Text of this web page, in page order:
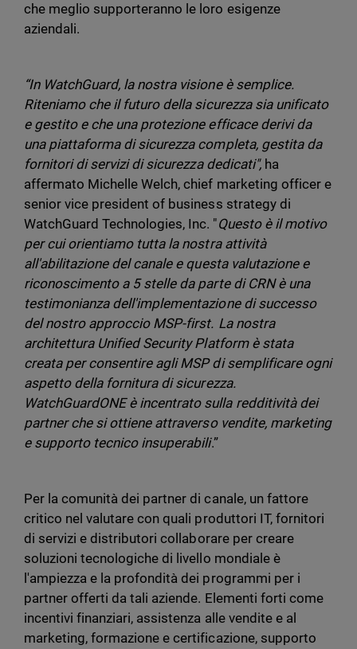
che meglio supporteranno le loro esigenze
aziendali.
“In WatchGuard, la nostra visione è semplice.
Riteniamo che il futuro della sicurezza sia unificato
e gestito e che una protezione efficace derivi da
una piattaforma di sicurezza completa, gestita da
fornitori di servizi di sicurezza dedicati",ha
affermato Michelle Welch, chief marketing officer e
senior vice president of business strategy di
WatchGuard Technologies, Inc. "Questo è il motivo
per cui orientiamo tutta la nostra attività
all'abilitazione del canale e questa valutazione e
riconoscimento a 5 stelle da parte di CRN è una
testimonianza dell'implementazione di successo
del nostro approccio MSP-first. La nostra
architettura Unified Security Platform è stata
creata per consentire agli MSP di semplificare ogni
aspetto della fornitura di sicurezza.
WatchGuardONE è incentrato sulla redditività dei
partner che si ottiene attraverso vendite, marketing
e supporto tecnico insuperabili.”
Per la comunità dei partner di canale, un fattore
critico nel valutare con quali produttori IT, fornitori
di servizi e distributori collaborare per creare
soluzioni tecnologiche di livello mondiale è
l'ampiezza e la profondità dei programmi per i
partner offerti da tali aziende. Elementi forti come
incentivi finanziari, assistenza alle vendite e al
marketing, formazione e certificazione, supporto